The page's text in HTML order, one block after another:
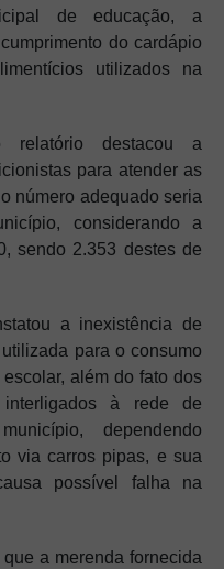
de educação, a
do cardápio
utilizados na
relatório destacou a
para atender as
número adequado seria
considerando a
sendo 2.353 destes de
a inexistência de
para o consumo
além do fato dos
à rede de
dependendo
via carros pipas, e sua
possível falha na
a merenda fornecida